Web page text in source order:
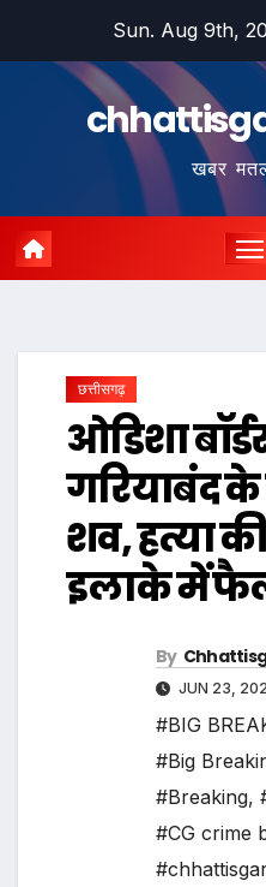
Sun. Aug 9th,
खबर
छत्तीसगढ़
ओडिशा
गरियाबंद
शव, हत्या
इलाके में
By
JUN 23,
#BIG
#Big
#Breaking,
#CG crime